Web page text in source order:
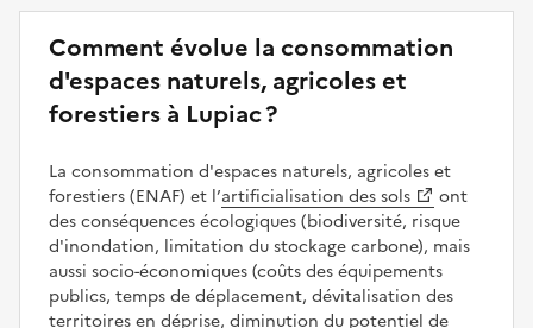
Comment évolue la consommation
d'espaces naturels, agricoles et
forestiers à Lupiac ?
La consommation d'espaces naturels, agricoles et
forestiers (ENAF) et l’artificialisation des sols
ont
des conséquences écologiques (biodiversité, risque
d'inondation, limitation du stockage carbone), mais
aussi socio-économiques (coûts des équipements
publics, temps de déplacement, dévitalisation des
territoires en déprise, diminution du potentiel de